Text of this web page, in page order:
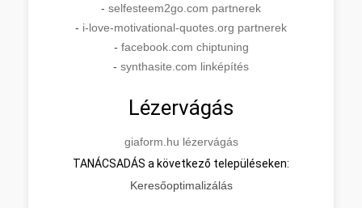
- selfesteem2go.com partnerek
- i-love-motivational-quotes.org partnerek
- facebook.com chiptuning
- synthasite.com linképítés
Lézervágás
giaform.hu lézervágás
TANÁCSADÁS a következő településeken:
Keresőoptimalizálás